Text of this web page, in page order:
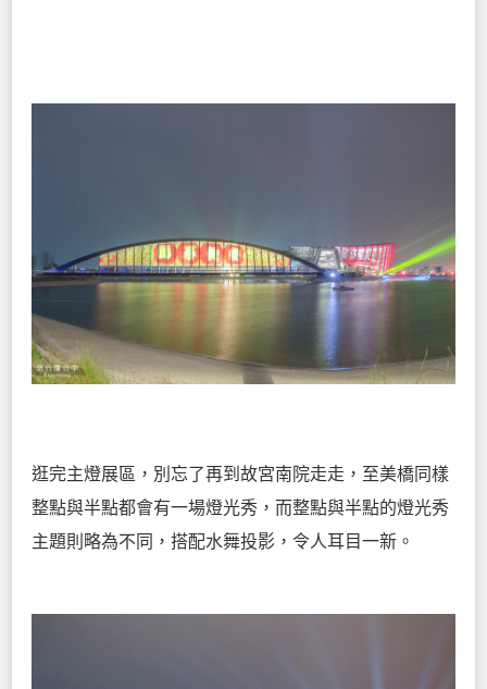
逛完主燈展區，別忘了再到故宮南院走走，至美橋同樣
整點與半點都會有一場燈光秀，而整點與半點的燈光秀
主題則略為不同，搭配水舞投影，令人耳目一新。